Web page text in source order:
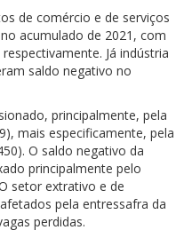
de comércio e de serviços
acumulado de 2021, com
Já indústria
saldo negativo no
principalmente, pela
mais especificamente, pela
O saldo negativo da
principalmente pelo
setor extrativo e de
pela entressafra da
perdidas.